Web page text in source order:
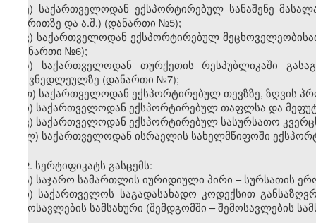
ე) საქართველოდან ექსპორტირებულ სანაშენე
ქვირითზე და ა.შ.) (დანართი №5);
ვ) საქართველოდან ექსპორტირებულ
(დანართი №6);
ზ) საქართველოდან თურქეთის რესპუბლიკაში
ტყავნედლეულზე (დანართი №7);
თ) საქართველოდან ექსპორტირებულ თევზზე, ზღვის
ი) საქართველოდან ექსპორტირებულ თაფლსა და
კ) საქართველოდან ექსპორტირებულ სასურსათო
ლ) საქართველოდან ისრაელის სახელმწიფოში
2. სერტიფიკატს გასცემს:
ა) საჯარო სამართლის იურიდიული პირი – სურსათის
ბ) საქართველოს საგადასახადო კოდექსით
შემოსავლების სამსახური (შემდგომში – შემოსავლების